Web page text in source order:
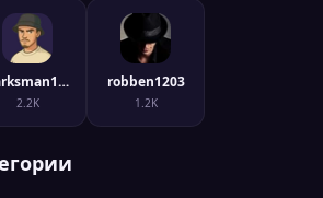
marksman1996
2.2K
robben1203
1.2K